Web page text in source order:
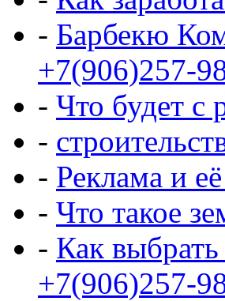
- Барбекю
+7(906)257-
- Что будет с
-
- Реклама и
- Что такое
- Как
+7(906)257-